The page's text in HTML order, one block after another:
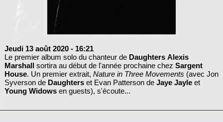
Jeudi 13 août 2020 - 16:21
Le premier album solo du chanteur de Daughters Alexis
Marshallsortira au début de l'année prochaine chez Sargent
House. Un premier extrait, Nature in Three Movements (avec Jon
Syverson de Daughterset Evan Patterson de Jaye Jayleet
Young Widowsen guests), s'écoute...